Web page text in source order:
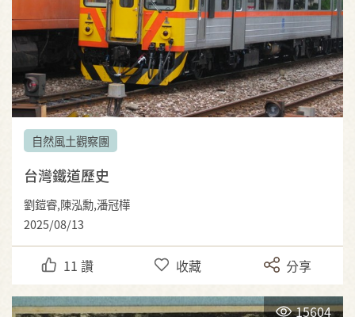
自然風土觀察團
台灣鐵道歷史
劉鎧睿,陳泓勳,潘冠樺
2025/08/13
11 讚 收藏 分享
15604